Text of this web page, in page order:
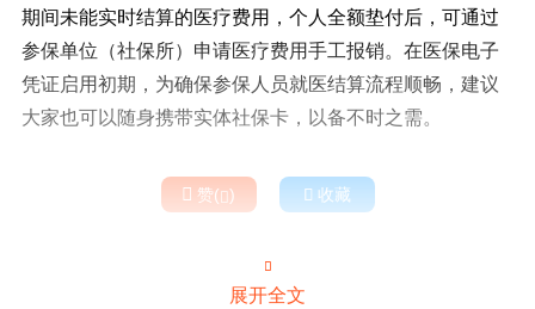
期间未能实时结算的医疗费用，个人全额垫付后，可通过
参保单位（社保所）申请医疗费用手工报销。在医保电子
凭证启用初期，为确保参保人员就医结算流程顺畅，建议
大家也可以随身携带实体社保卡，以备不时之需。
 赞()  收藏

展开全文